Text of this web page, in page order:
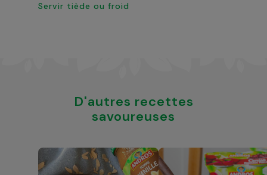
Servir tiède ou froid
D'autres recettes
savoureuses